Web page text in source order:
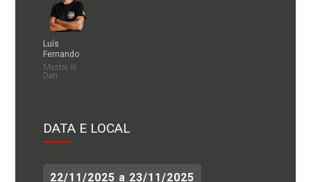
Luís
Fernando
Mestre III
Dan
DATA E LOCAL
22/11/2025 a 23/11/2025